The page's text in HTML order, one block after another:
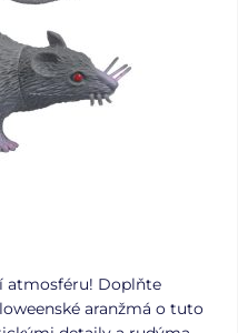
atmosféru! Doplňte
aranžmá o tuto